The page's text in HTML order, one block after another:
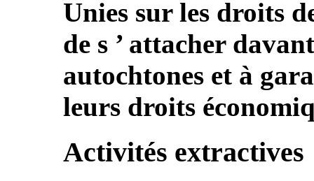
Unies sur les droits
de s ’ attacher
autochtones et à
leurs droits
Activités extractives